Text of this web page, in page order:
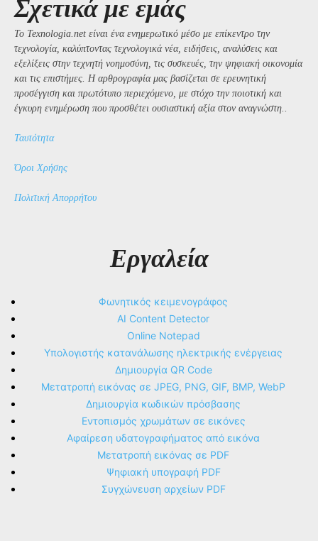
Σχετικά με εμάς
Το Texnologia.net είναι ένα ενημερωτικό μέσο με επίκεντρο την
τεχνολογία, καλύπτοντας τεχνολογικά νέα, ειδήσεις, αναλύσεις και
εξελίξεις στην τεχνητή νοημοσύνη, τις συσκευές, την ψηφιακή οικονομία
και τις επιστήμες. Η αρθρογραφία μας βασίζεται σε ερευνητική
προσέγγιση και πρωτότυπο περιεχόμενο, με στόχο την ποιοτική και
έγκυρη ενημέρωση που προσθέτει ουσιαστική αξία στον αναγνώστη..
Ταυτότητα
Όροι Χρήσης
Πολιτική Απορρήτου
Εργαλεία
Φωνητικός κειμενογράφος
AI Content Detector
Online Notepad
Υπολογιστής κατανάλωσης ηλεκτρικής ενέργειας
Δημιουργία QR Code
Μετατροπή εικόνας σε JPEG, PNG, GIF, BMP, WebP
Δημιουργία κωδικών πρόσβασης
Εντοπισμός χρωμάτων σε εικόνες
Αφαίρεση υδατογραφήματος από εικόνα
Μετατροπή εικόνας σε PDF
Ψηφιακή υπογραφή PDF
Συγχώνευση αρχείων PDF